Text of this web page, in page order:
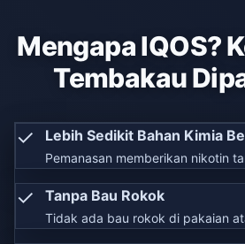
Mengapa IQOS?
Tembakau
✓ Lebih Sedikit Bahan Kimia
Pemanasan memberikan nikotin
✓ Tanpa Bau Rokok
Tidak ada bau rokok di pakaian